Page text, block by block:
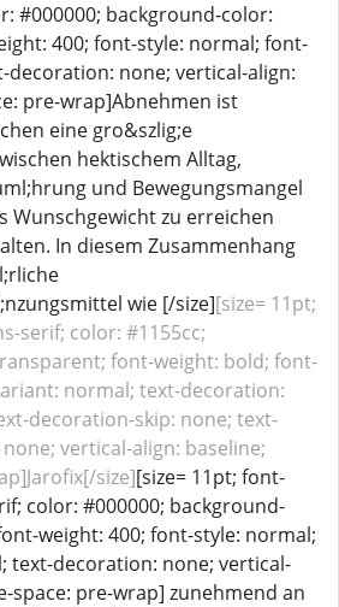
#000000; background-color:
400; font-style: normal; font-
none; vertical-align:
pre-wrap]Abnehmen ist
eine gro&szlig;e
hektischem Alltag,
und Bewegungsmangel
Wunschgewicht zu erreichen
In diesem Zusammenhang
wie [/size][size= 11pt;
serif; color: #1155cc;
font-weight: bold; font-
normal; text-decoration:
decoration-skip: none; text-
vertical-align: baseline;
size][size= 11pt; font-
color: #000000; background-
weight: 400; font-style: normal;
text-decoration: none; vertical-
space: pre-wrap] zunehmend an